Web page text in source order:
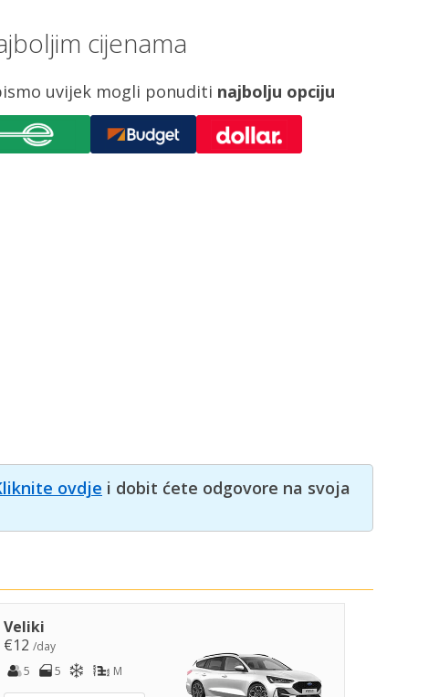
cijenama
uvijek mogli ponuditi najbolju opciju
ovdje i dobit ćete odgovore na svoja
Veliki
€12 /day
5
5 M